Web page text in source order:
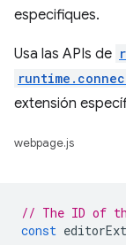
especifiques.
Usa las APIs de
extensión
webpage.js
// The ID of
const